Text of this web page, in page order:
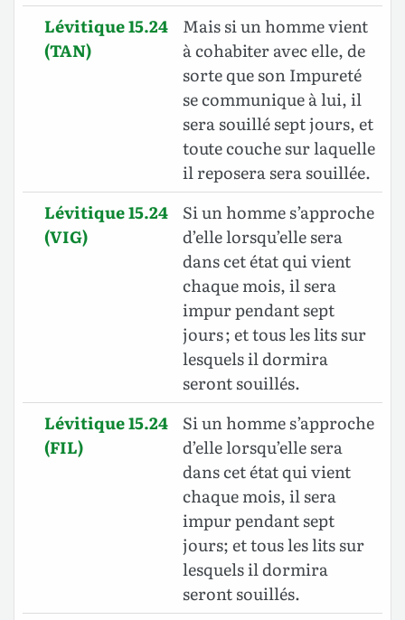
Lévitique 15.24
(TAN)
Mais si un homme vient
à cohabiter avec elle, de
sorte que son Impureté
se communique à lui, il
sera souillé sept jours, et
toute couche sur laquelle
il reposera sera souillée.
Lévitique 15.24
(VIG)
Si un homme s’approche
d’elle lorsqu’elle sera
dans cet état qui vient
chaque mois, il sera
impur pendant sept
jours ; et tous les lits sur
lesquels il dormira
seront souillés.
Lévitique 15.24
(FIL)
Si un homme s’approche
d’elle lorsqu’elle sera
dans cet état qui vient
chaque mois, il sera
impur pendant sept
jours; et tous les lits sur
lesquels il dormira
seront souillés.